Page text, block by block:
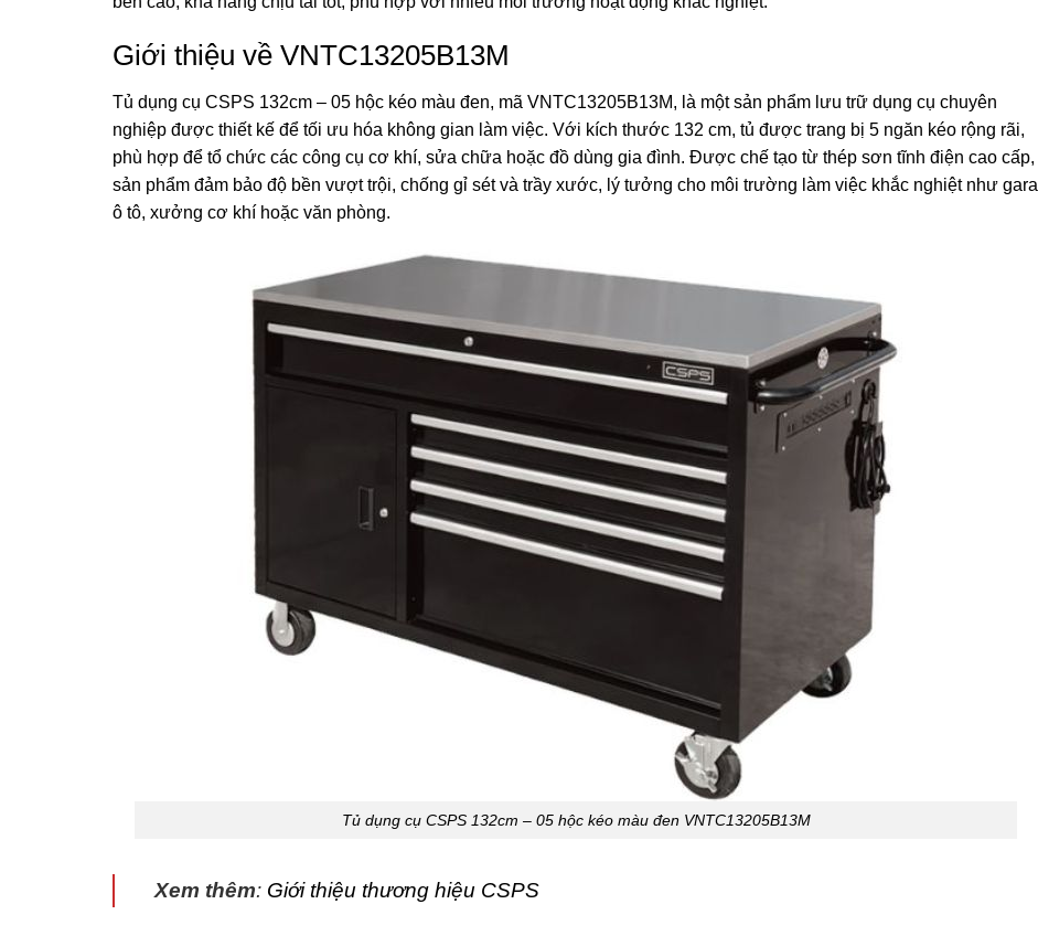
Giới thiệu về VNTC13205B13M
Tủ dụng cụ CSPS 132cm – 05 hộc kéo màu đen, mã VNTC13205B13M, là một sản phẩm lưu trữ dụng cụ chuyên
nghiệp được thiết kế để tối ưu hóa không gian làm việc. Với kích thước 132 cm, tủ được trang bị 5 ngăn kéo rộng rãi,
phù hợp để tổ chức các công cụ cơ khí, sửa chữa hoặc đồ dùng gia đình. Được chế tạo từ thép sơn tĩnh điện cao cấp,
sản phẩm đảm bảo độ bền vượt trội, chống gỉ sét và trầy xước, lý tưởng cho môi trường làm việc khắc nghiệt như gara
ô tô, xưởng cơ khí hoặc văn phòng.
Tủ dụng cụ CSPS 132cm – 05 hộc kéo màu đen VNTC13205B13M
Xem thêm: Giới thiệu thương hiệu CSPS